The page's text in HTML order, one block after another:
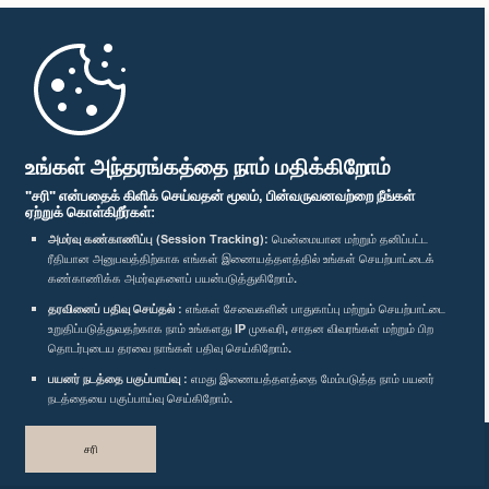
உங்கள் அந்தரங்கத்தை நாம் மதிக்கிறோம்
"சரி" என்பதைக் கிளிக் செய்வதன் மூலம், பின்வருவனவற்றை நீங்கள்
ஏற்றுக் கொள்கிறீர்கள்:
அமர்வு கண்காணிப்பு (Session Tracking): மென்மையான மற்றும் தனிப்பட்ட
ரீதியான அனுபவத்திற்காக எங்கள் இணையத்தளத்தில் உங்கள் செயற்பாட்டைக்
கண்காணிக்க அமர்வுகளைப் பயன்படுத்துகிறோம்.
தரவினைப் பதிவு செய்தல் : எங்கள் சேவைகளின் பாதுகாப்பு மற்றும் செயற்பாட்டை
உறுதிப்படுத்துவதற்காக நாம் உங்களது IP முகவரி, சாதன விவரங்கள் மற்றும் பிற
தொடர்புடைய தரவை நாங்கள் பதிவு செய்கிறோம்.
பயனர் நடத்தை பகுப்பாய்வு : எமது இணையத்தளத்தை மேம்படுத்த நாம் பயனர்
நடத்தையை பகுப்பாய்வு செய்கிறோம்.
சரி
முதற்பக்கம்
பாராளுமன்ற கையடக்க செயலி
எம்மை பின்தொடர்க :
விருதுகள்
தனியுரிமைக் கொள்கை